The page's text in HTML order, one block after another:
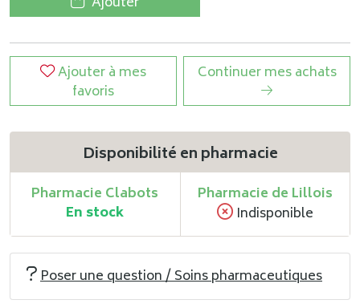
Ajouter à mes
favoris
Continuer mes achats
Disponibilité en pharmacie
Pharmacie Clabots
En stock
Pharmacie de Lillois
Indisponible
Poser une question / Soins pharmaceutiques